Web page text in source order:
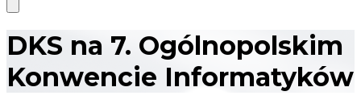
DKS na 7. Ogólnopolskim
Konwencie Informatyków